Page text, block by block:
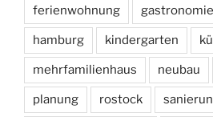
ferienwohnung gastronomie
hamburg kindergarten
mehrfamilienhaus neubau
planung rostock